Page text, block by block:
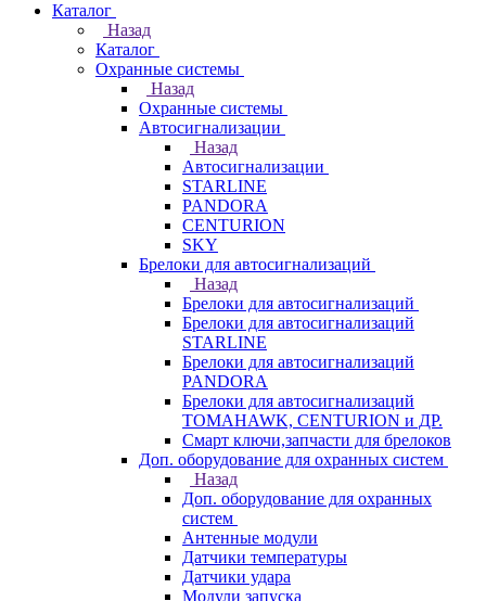
Каталог
Назад
Каталог
Охранные системы
Назад
Охранные системы
Автосигнализации
Назад
Автосигнализации
STARLINE
PANDORA
CENTURION
SKY
Брелоки для автосигнализаций
Назад
Брелоки для автосигнализаций
Брелоки для автосигнализаций
STARLINE
Брелоки для автосигнализаций
PANDORA
Брелоки для автосигнализаций
TOMAHAWK, CENTURION и ДР.
Смарт ключи,запчасти для брелоков
Доп. оборудование для охранных систем
Назад
Доп. оборудование для охранных
систем
Антенные модули
Датчики температуры
Датчики удара
Модули запуска